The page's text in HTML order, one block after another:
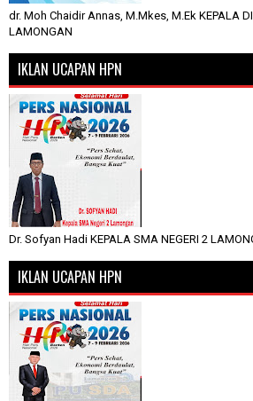
dr. Moh Chaidir Annas, M.Mkes, M.Ek KEPALA
LAMONGAN
IKLAN UCAPAN HPN
Dr. Sofyan Hadi KEPALA SMA NEGERI 2
IKLAN UCAPAN HPN